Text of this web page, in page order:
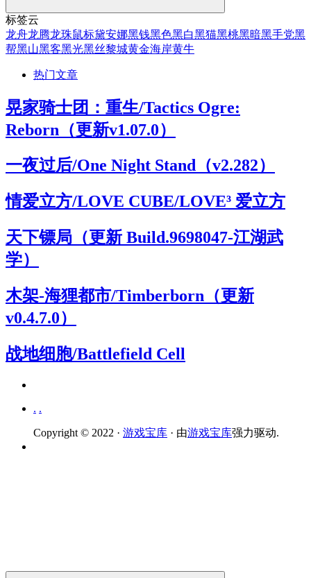
标签云
龙舟龙腾龙珠鼠标黛安娜黑钱黑色黑白黑猫黑桃黑暗黑手党黑
帮黑山黑客黑光黑丝黎城黄金海岸黄牛
热门文章
晃家骑士团：重生/Tactics Ogre:
Reborn（更新v1.07.0）
一夜过后/One Night Stand（v2.282）
情爱立方/LOVE CUBE/LOVE³ 爱立方
天下镖局（更新 Build.9698047-江湖武
学）
木架-海狸都市/Timberborn（更新
v0.4.7.0）
战地细胞/Battlefield Cell
. .
Copyright © 2022 · 游戏宝库 · 由游戏宝库强力驱动.